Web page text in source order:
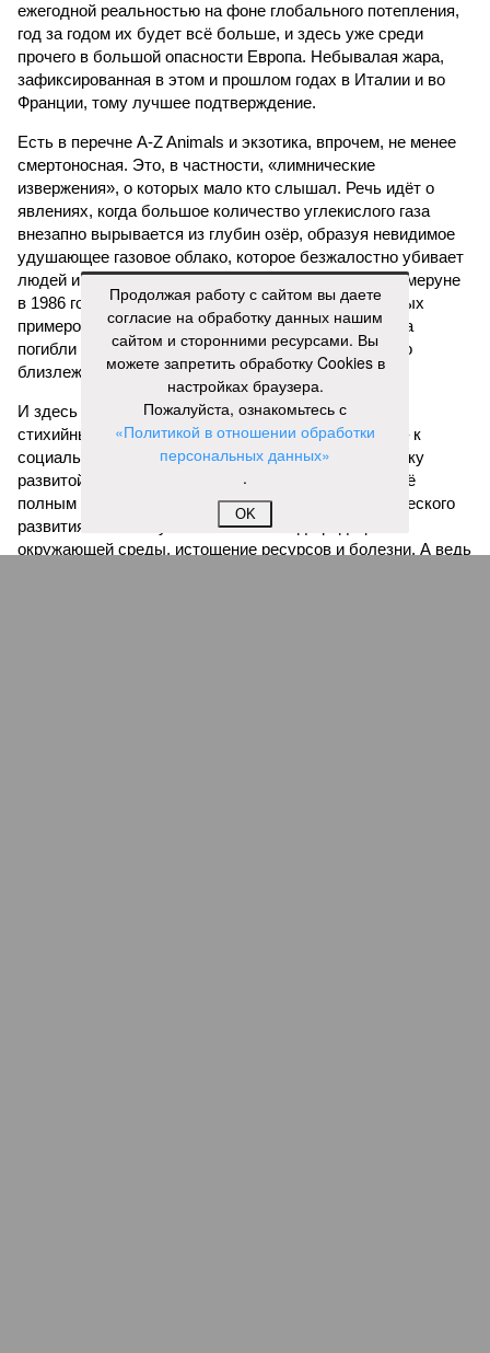
ежегодной реальностью на фоне глобального потепления,
год за годом их будет всё больше, и здесь уже среди
прочего в большой опасности Европа. Небывалая жара,
зафиксированная в этом и прошлом годах в Италии и во
Франции, тому лучшее подтверждение.
Есть в перечне A-Z Animals и экзотика, впрочем, не менее
смертоносная. Это, в частности, «лимнические
извержения», о которых мало кто слышал. Речь идёт о
явлениях, когда большое количество углекислого газа
внезапно вырывается из глубин озёр, образуя невидимое
удушающее газовое облако, которое безжалостно убивает
людей и животных. Катастрофа на озере Ньос в Камеруне
в 1986 году остаётся одним из наиболее чудовищных
примеров: более 1700 человек и тысячи голов скота
погибли из-за внезапного выброса CO₂, накрывшего
близлежащие деревни.
И здесь мы плавно подходим к тому, чем все эти
стихийные бедствия могут закончиться. А именно – к
социальному коллапсу, то есть фактическому упадку
развитой цивилизации, зачастую с последующим её
полным уничтожением. Среди причин такого трагического
развития событий учёные называют деградацию
окружающей среды, истощение ресурсов и болезни. А ведь
Продолжая работу с сайтом вы даете
согласие на обработку данных нашим
сайтом и сторонними ресурсами. Вы
можете запретить обработку Cookies в
настройках браузера.
Пожалуйста, ознакомьтесь с
«Политикой в отношении обработки
персональных данных»
.
OK